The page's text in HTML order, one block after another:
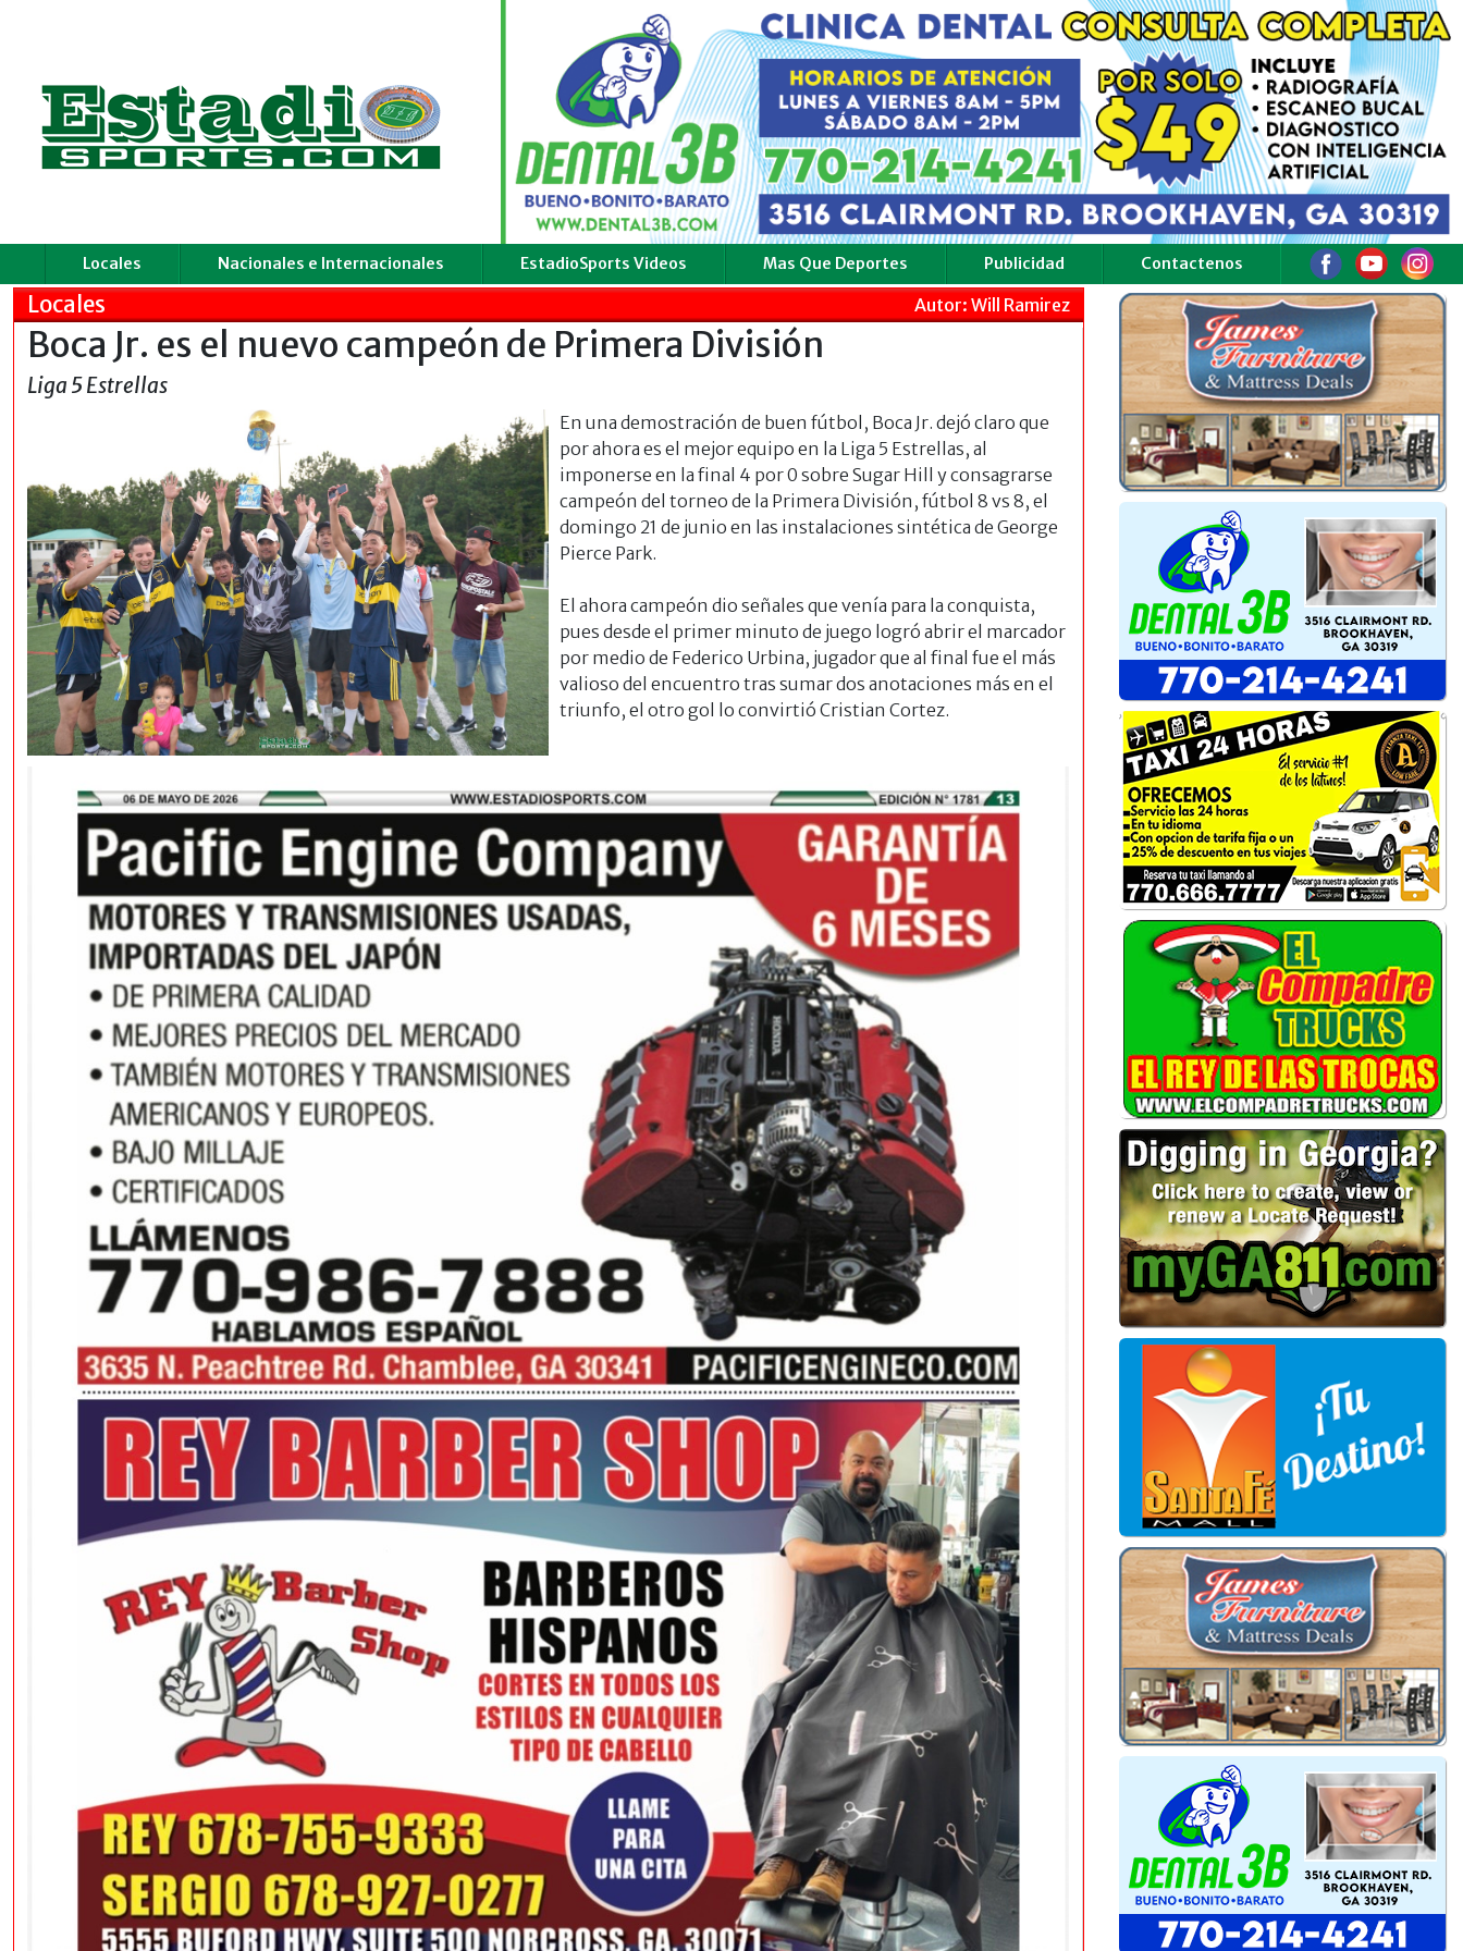
Locales Nacionales e Internacionales EstadioSports Videos Mas Que Deportes Publicidad Contactenos
Locales Autor: Will Ramirez
Boca Jr. es el nuevo campeón de Primera División
Liga 5 Estrellas
En una demostración de buen fútbol, Boca Jr. dejó claro que
por ahora es el mejor equipo en la Liga 5 Estrellas, al
imponerse en la final 4 por 0 sobre Sugar Hill y consagrarse
campeón del torneo de la Primera División, fútbol 8 vs 8, el
domingo 21 de junio en las instalaciones sintética de George
Pierce Park.
El ahora campeón dio señales que venía para la conquista,
pues desde el primer minuto de juego logró abrir el marcador
por medio de Federico Urbina, jugador que al final fue el más
valioso del encuentro tras sumardos anotaciones más en el
triunfo, el otro gol lo convirtió Cristian Cortez.